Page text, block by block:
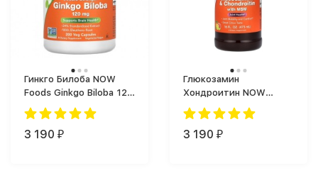
Гинкго Билоба NOW
Foods Ginkgo Biloba 120
mg (200 капс.)
3 190 ₽
Глюкозамин
Хондроитин NOW
Foods Glucosamine &
Chondroitin with MSM
Liquid, 473 мл. (473
3 190 ₽